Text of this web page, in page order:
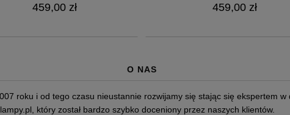
459,00 zł 459,00 zł
O NAS
roku i od tego czasu nieustannie rozwijamy się stając się ekspertem
który został bardzo szybko doceniony przez naszych klientów.